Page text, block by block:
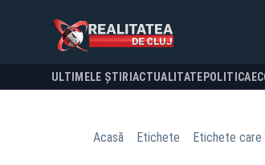
ULTIMELE ȘTIRI ACTUALITATE POLITICA
Acasă Etichete Etichete care